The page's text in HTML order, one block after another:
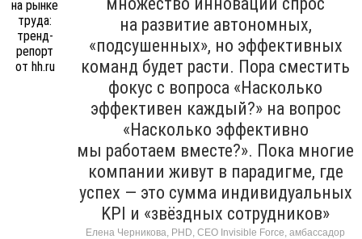
на развитие автономных,
«подсушенных», но эффективных
команд будет расти. Пора сместить
фокус с вопроса «Насколько
эффективен каждый?» на вопрос
«Насколько эффективно
мы работаем вместе?». Пока многие
компании живут в парадигме, где
успех — это сумма индивидуальных
KPI и «звёздных сотрудников»
Елена Черникова, PHD, CEO Invisible Force, амбассадор